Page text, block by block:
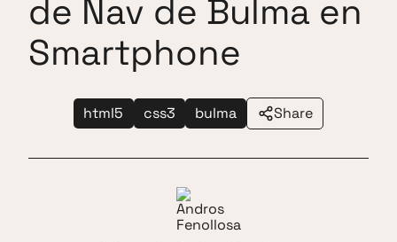
de Nav de Bulma en
Smartphone
html5 css3 bulma Share